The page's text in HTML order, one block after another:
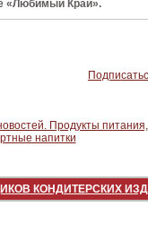
«Любимый Край».
КОНДИТЕРСКИХ